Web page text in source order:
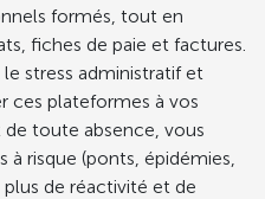
formés, tout en
fiches de paie et factures.
stress administratif et
ces plateformes à vos
toute absence, vous
à risque (ponts, épidémies,
plus de réactivité et de